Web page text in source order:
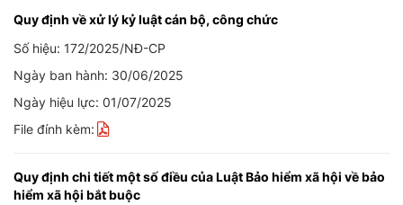
Quy định về xử lý kỷ luật cán bộ, công chức
Số hiệu: 172/2025/NĐ-CP
Ngày ban hành: 30/06/2025
Ngày hiệu lực: 01/07/2025
File đính kèm:
Quy định chi tiết một số điều của Luật Bảo hiểm xã hội về bảo
hiểm xã hội bắt buộc